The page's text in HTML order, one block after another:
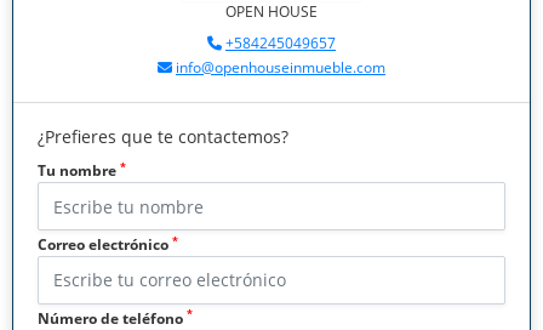
OPEN HOUSE
+584245049657
info@openhouseinmueble.com
¿Prefieres que te contactemos?
Tu nombre *
Correo electrónico *
Número de teléfono *